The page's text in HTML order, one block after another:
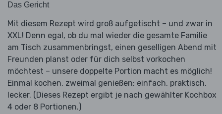
Das Gericht
Mit diesem Rezept wird groß aufgetischt – und zwar in
XXL! Denn egal, ob du mal wieder die gesamte Familie
am Tisch zusammenbringst, einen geselligen Abend mit
Freunden planst oder für dich selbst vorkochen
möchtest – unsere doppelte Portion macht es möglich!
Einmal kochen, zweimal genießen: einfach, praktisch,
lecker. (Dieses Rezept ergibt je nach gewählter Kochbox
4 oder 8 Portionen.)